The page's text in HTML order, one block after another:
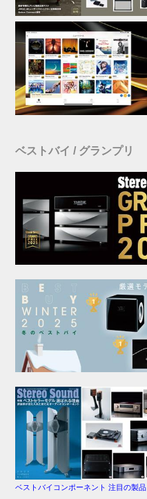
ベストバイ / グランプリ
ベストバイコンポーネント 注目の製品